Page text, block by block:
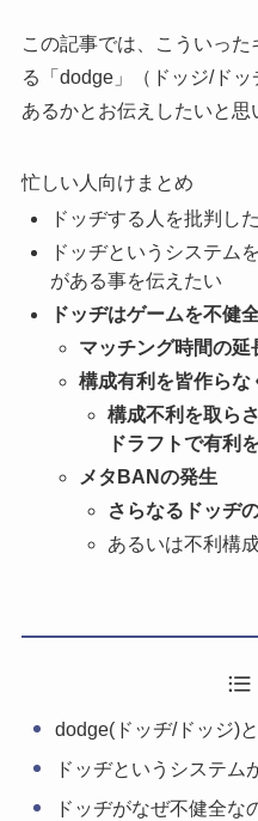
この記事では、こういっ
る「dodge」（ドッジ/ド
あるかとお伝えしたいと思
忙しい人向けまとめ
ドッヂする人を批判し
ドッヂというシステム
がある事を伝えたい
ドッヂはゲームを不健
マッチング時間の延
構成有利を皆作らな
構成不利を取ら
ドラフトで有利
メタBANの発生
さらなるドッヂ
あるいは不利構
dodge(ドッヂ/ドッジ)
ドッヂというシステム
ドッヂがなぜ不健全な